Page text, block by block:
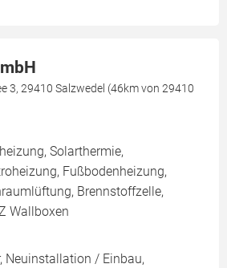
3, 29410 Salzwedel (46km von 29410
Solarthermie,
Fußbodenheizung,
Brennstoffzelle,
Wallboxen
Neuinstallation / Einbau,